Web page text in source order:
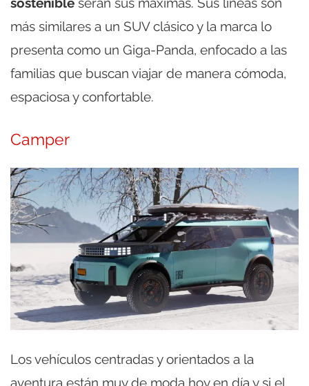
más similares a un SUV clásico y la marca lo
presenta como un Giga-Panda, enfocado a las
familias que buscan viajar de manera cómoda,
espaciosa y confortable.
Camper
Los vehículos centradas y orientados a la
aventura están muy de moda hoy en día y si el